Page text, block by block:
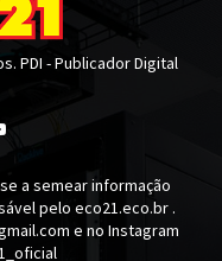
PDI - Publicador Digital
a semear informação
pelo eco21.eco.br .
e no Instagram